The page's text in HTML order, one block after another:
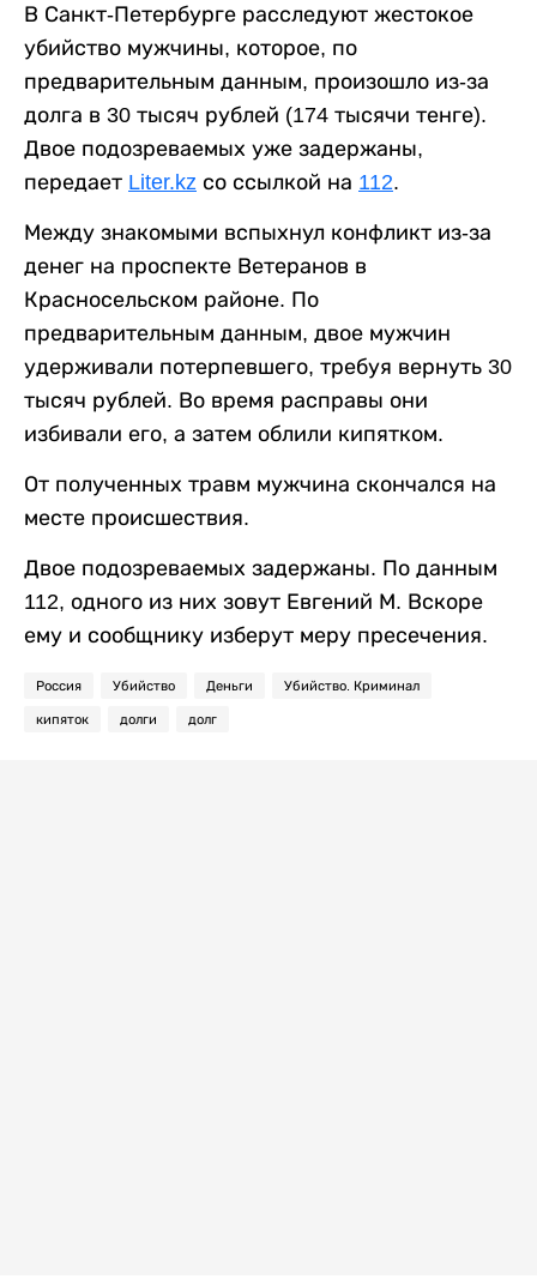
В Санкт-Петербурге расследуют жестокое
убийство мужчины, которое, по
предварительным данным, произошло из-за
долга в 30 тысяч рублей (174 тысячи тенге).
Двое подозреваемых уже задержаны,
передает Liter.kz со ссылкой на 112.
Между знакомыми вспыхнул конфликт из-за
денег на проспекте Ветеранов в
Красносельском районе. По
предварительным данным, двое мужчин
удерживали потерпевшего, требуя вернуть 30
тысяч рублей. Во время расправы они
избивали его, а затем облили кипятком.
От полученных травм мужчина скончался на
месте происшествия.
Двое подозреваемых задержаны. По данным
112, одного из них зовут Евгений М. Вскоре
ему и сообщнику изберут меру пресечения.
Россия Убийство Деньги Убийство. Криминал
кипяток долги долг